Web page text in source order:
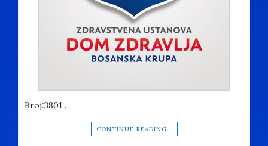
Broj:3801…
CONTINUE READING…